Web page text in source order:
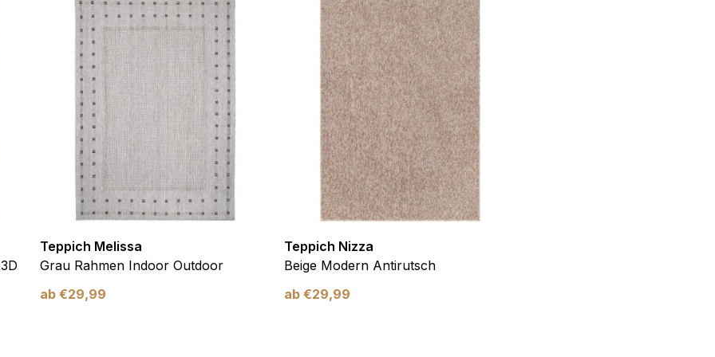
Teppich Melissa
Grau Rahmen Indoor Outdoor
ab €29,99
Teppich Nizza
Beige Modern Antirutsch
ab €29,99
Betreibern zu verstehen, wie sich verschiedene Benutzer auf der Website verhalten,
sammeln und melden.
um Benutzer über Websites hinweg zu verfolgen. Das Ziel ist es, Anzeigen
Benutzer relevant und ansprechend sind und somit wertvoller für Herausgeber und
Cookies sind solche, die analysiert werden und noch keiner Kategorie zugeordnet wurden.
Meine Einstellungen speichern Alle akzeptieren